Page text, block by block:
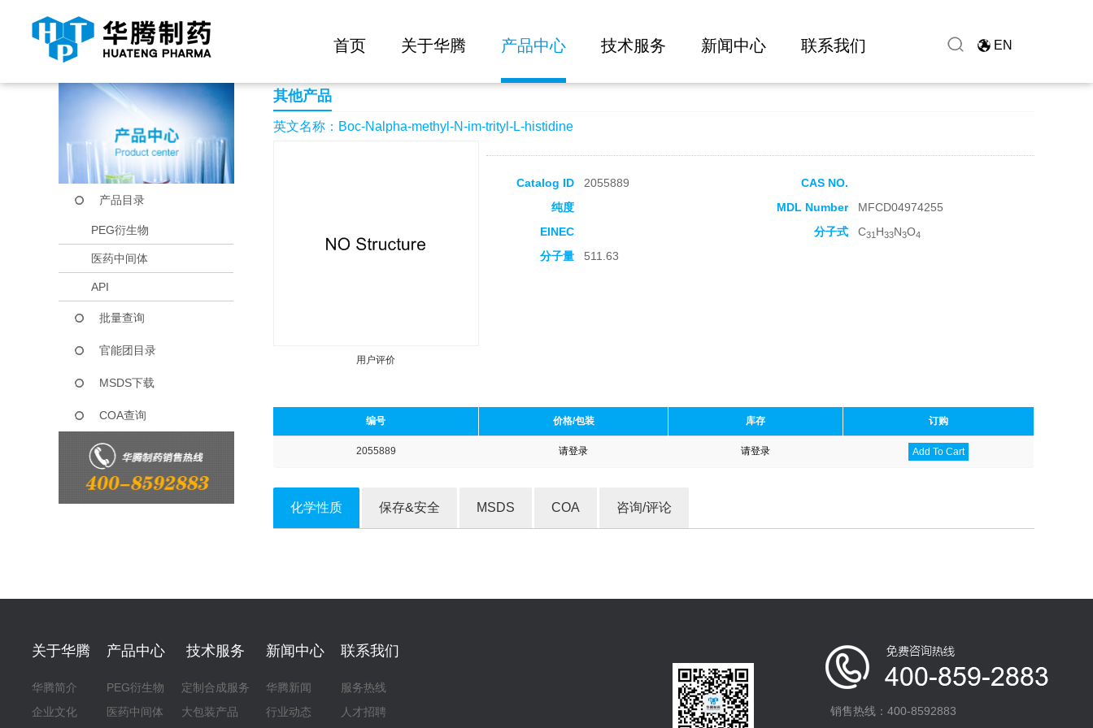
首页 关于华腾 产品中心 技术服务 新闻中心 联系我们 EN
当前位置： 首页 产品中心 Boc-Nalpha-methyl-N-im-trityl-L-histidine
产品目录
PEG衍生物
医药中间体
API
批量查询
官能团目录
MSDS下载
COA查询
其他产品
英文名称：Boc-Nalpha-methyl-N-im-trityl-L-histidine
用户评价
Catalog ID 2055889
CAS NO.
纯度
MDL Number
MFCD04974255
EINEC
分子式 C31 H33N3O4
分子量 511.63
编号 价格/包装 库存 订购
2055889 请登录 请登录 Add To Cart
化学性质 保存&安全 MSDS COA 咨询/评论
关于华腾
华腾简介
企业文化
产品中心
PEG衍生物
医药中间体
技术服务
定制合成服务
大包装产品
新闻中心
华腾新闻
行业动态
联系我们
服务热线
人才招聘
销售热线：400-8592883